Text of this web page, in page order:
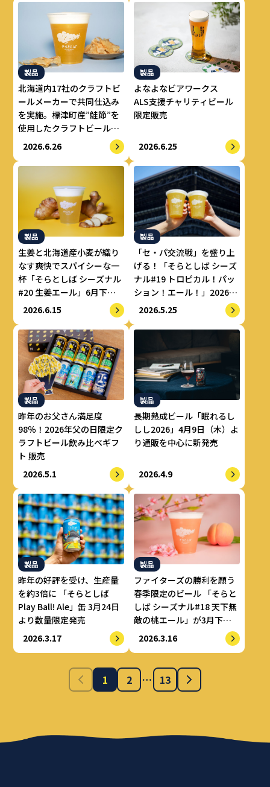
製品
北海道内17社のクラフトビ
ールメーカーで共同仕込み
を実施。標津町産”鮭節”を
使用したクラフトビール
『なまらしゃけエール』6
2026.6.26
製品
よなよなビアワークス
ALS支援チャリティビール
限定販売
2026.6.25
製品
生姜と北海道産小麦が織り
なす爽快でスパイシーな一
杯「そらとしば シーズナル
#20 生姜エール」6月下旬
より新登場
2026.6.15
製品
「セ・パ交流戦」を盛り上
げる！「そらとしば シーズ
ナル#19 トロピカル！パッ
ション！エール！」2026年
5月26日（火）より数量限
2026.5.25
製品
昨年のお父さん満足度
98％！2026年父の日限定ク
ラフトビール飲み比べギフ
ト 販売
2026.5.1
製品
長期熟成ビール「眠れるし
しし2026」4月9日（木）よ
り通販を中心に新発売
2026.4.9
製品
昨年の好評を受け、生産量
を約3倍に 「そらとしば
Play Ball! Ale」缶 3月24日
より数量限定発売
2026.3.17
製品
ファイターズの勝利を願う
春季限定のビール 「そらと
しば シーズナル#18 天下無
敵の桃エール」が3月下旬
より新登場
2026.3.16
1 2 … 13